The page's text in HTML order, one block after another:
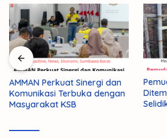
AMMAN Perkuat Sinergi dan
Komunikasi Terbuka dengan
Masyarakat KSB